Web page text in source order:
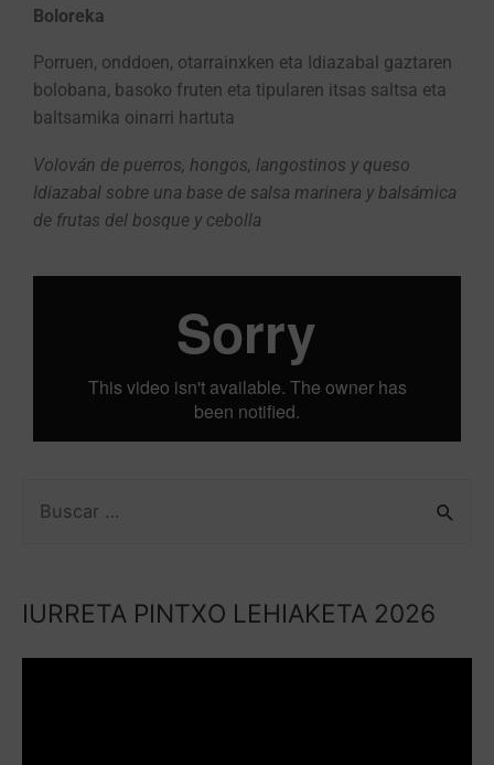
Boloreka
Porruen, onddoen, otarrainxken eta Idiazabal gaztaren
bolobana, basoko fruten eta tipularen itsas saltsa eta
baltsamika oinarri hartuta
Volován de puerros, hongos, langostinos y queso
Idiazabal sobre una base de salsa marinera y balsámica
de frutas del bosque y cebolla
IURRETA PINTXO LEHIAKETA 2026